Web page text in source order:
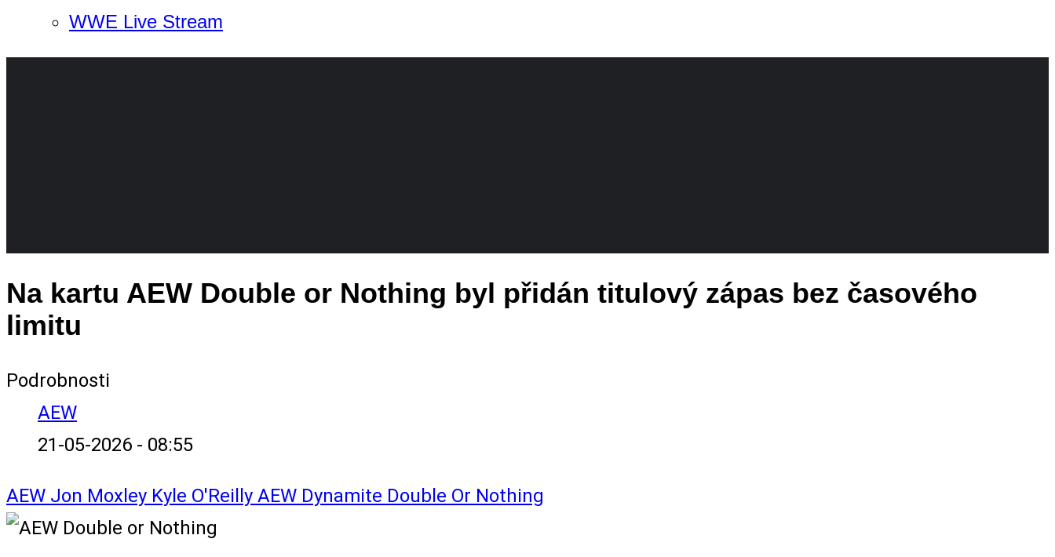
WWE Live Stream
Na kartu AEW Double or Nothing byl přidán titulový zápas bez časového
limitu
Podrobnosti
AEW
21-05-2026 - 08:55
AEW Jon Moxley Kyle O'Reilly AEW Dynamite Double Or Nothing